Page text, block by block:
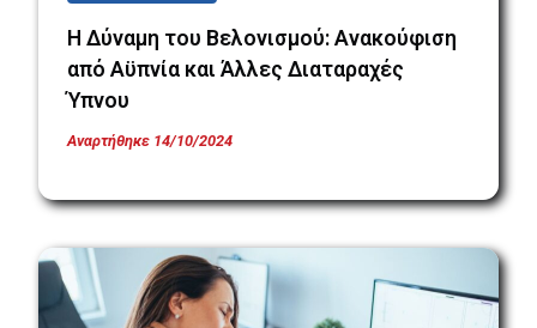
Η Δύναμη του Βελονισμού: Ανακούφιση
από Αϋπνία και Άλλες Διαταραχές
Ύπνου
Αναρτήθηκε 14/10/2024